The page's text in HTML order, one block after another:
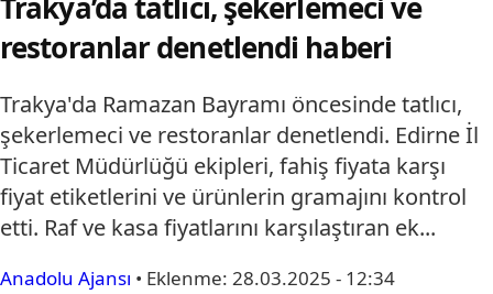
restoranlar denetlendi haberi
Trakya'da Ramazan Bayramı öncesinde tatlıcı,
şekerlemeci ve restoranlar denetlendi. Edirne İl
Ticaret Müdürlüğü ekipleri, fahiş fiyata karşı
fiyat etiketlerini ve ürünlerin gramajını kontrol
etti. Raf ve kasa fiyatlarını karşılaştıran ek...
Anadolu Ajansı • Eklenme: 28.03.2025 - 12:34